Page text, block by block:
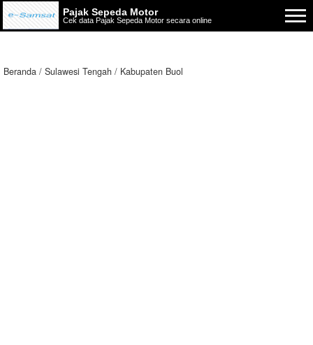
Pajak Sepeda Motor
Cek data Pajak Sepeda Motor secara online
Beranda Sulawesi Tengah Kabupaten Buol